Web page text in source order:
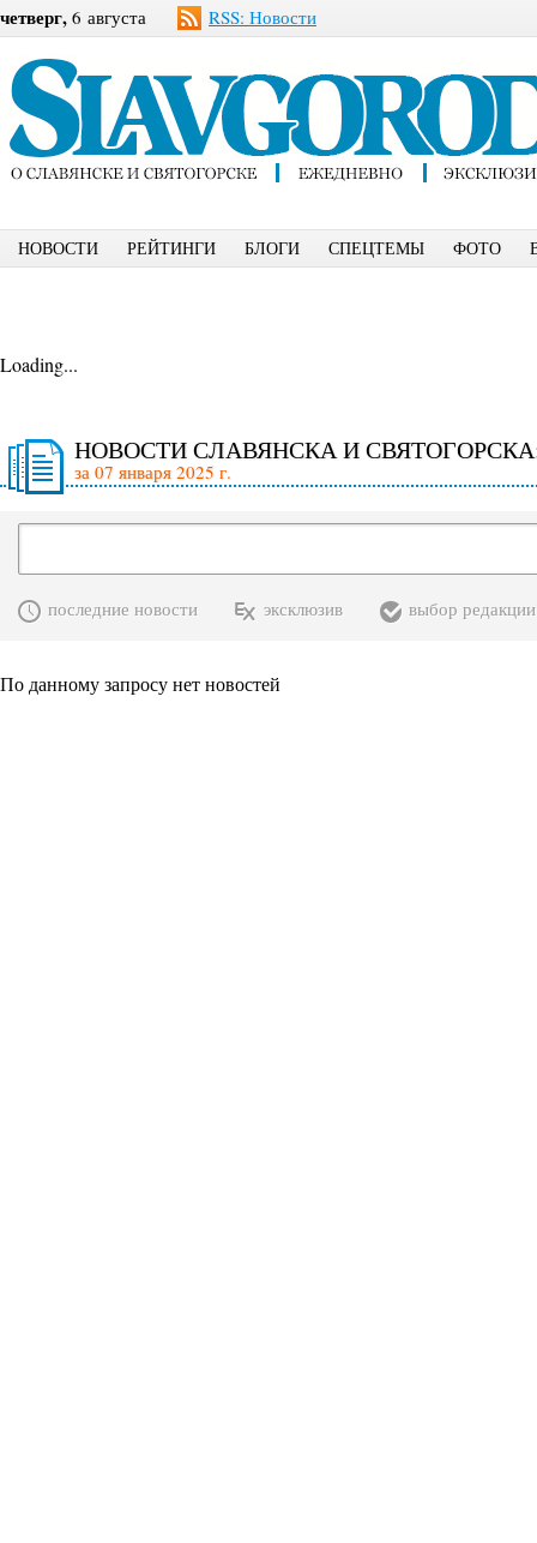
четверг, 6 августа RSS: Новости
НОВОСТИ РЕЙТИНГИ БЛОГИ СПЕЦТЕМЫ ФОТО
Loading...
НОВОСТИ СЛАВЯНСКА И
за 07 января 2025 г.
последние новости эксклюзив выбор редакции
По данному запросу нет новостей